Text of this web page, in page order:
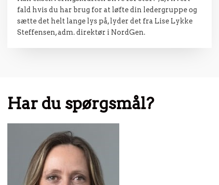
fald hvis du har brug for at løfte din ledergruppe og
sætte det helt lange lys på, lyder det fra Lise Lykke
Steffensen, adm. direktør i NordGen.
Har du spørgsmål?